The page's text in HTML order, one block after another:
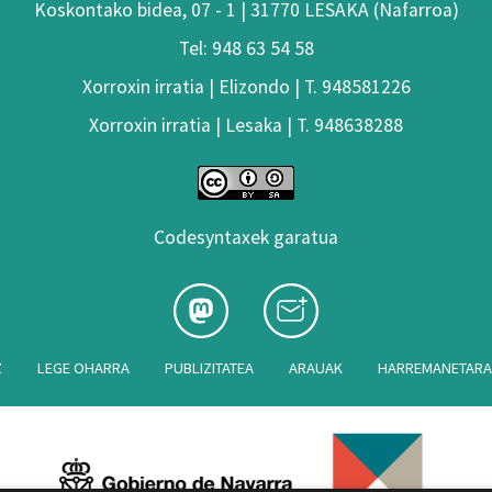
Koskontako bidea, 07 - 1 | 31770 LESAKA (Nafarroa)
Tel: 948 63 54 58
Xorroxin irratia | Elizondo | T. 948581226
Xorroxin irratia | Lesaka | T. 948638288
Codesyntaxek garatua
LEGE OHARRA PUBLIZITATEA ARAUAK